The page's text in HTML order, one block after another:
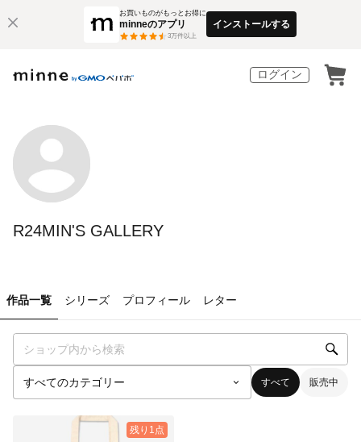
お買いものがもっとお得に
minneのアプリ
3万件以上
インストールする
ログイン
R24MIN'S GALLERY
作品一覧 シリーズ プロフィール レター
すべて 販売中
残り1点